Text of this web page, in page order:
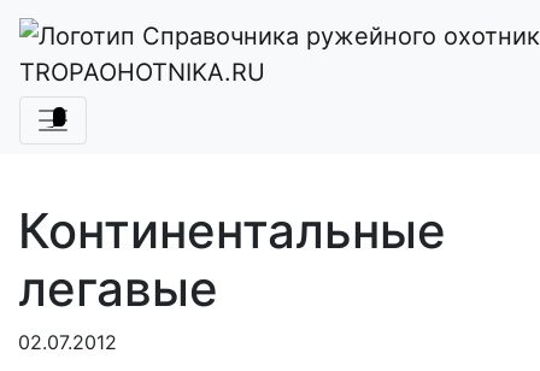
TROPAOHOTNIKA.RU
Главная
Справочник ружейного охотника
Охотничье собаководство
Породы охотничьих собак
Континентальные легавые
Континентальные
легавые
02.07.2012